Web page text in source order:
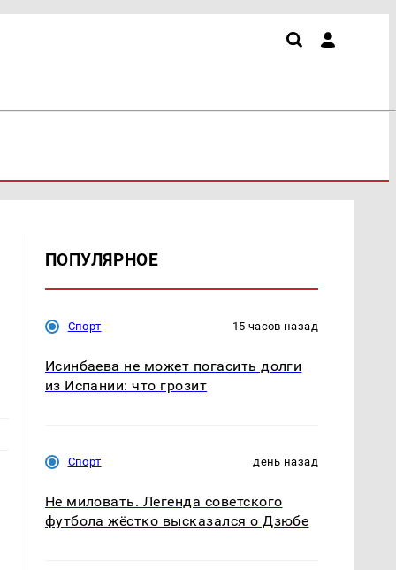
ПОПУЛЯРНОЕ
Спорт 15 часов назад
Исинбаева не может погасить долги
из Испании: что грозит
Спорт день назад
Не миловать. Легенда советского
футбола жёстко высказался о Дзюбе